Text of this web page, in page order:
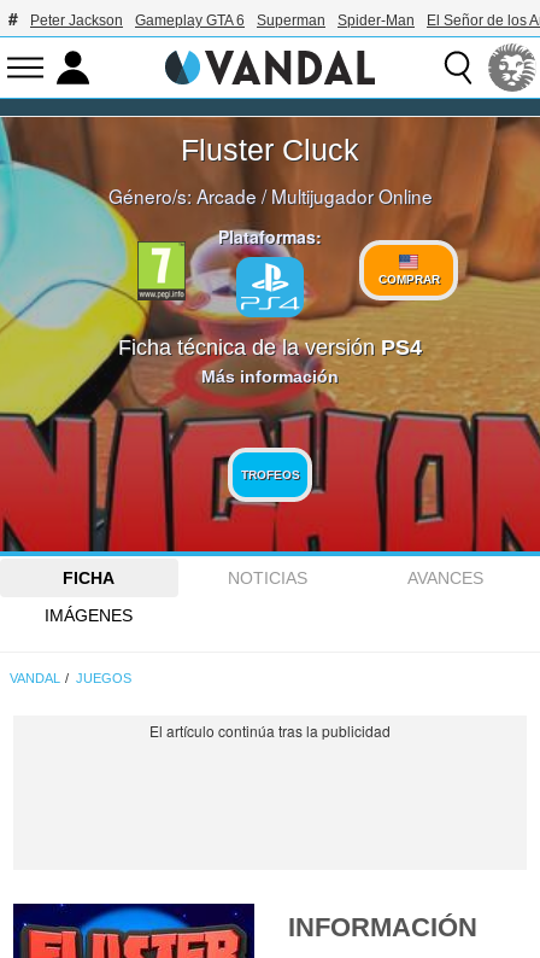
Peter Jackson Gameplay GTA 6 Superman Spider-Man El Señor de los
Fluster Cluck
Género/s:Arcade /Multijugador Online
Plataformas:
COMPRAR
Ficha técnica de la versión PS4
Más información
TROFEOS
FICHA NOTICIAS
AVANCES
IMÁGENES
VANDAL JUEGOS
INFORMACIÓN